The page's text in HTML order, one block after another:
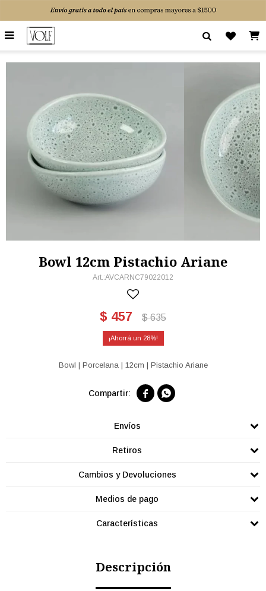

Bowl 12cm Pistachio Ariane
AVCARNC79022012
$ 457 $ 635
28
Bowl | Porcelana | 12cm | Pistachio Ariane
 
Envíos
Retiros
Cambios y Devoluciones
Medios de pago
Características
Descripción